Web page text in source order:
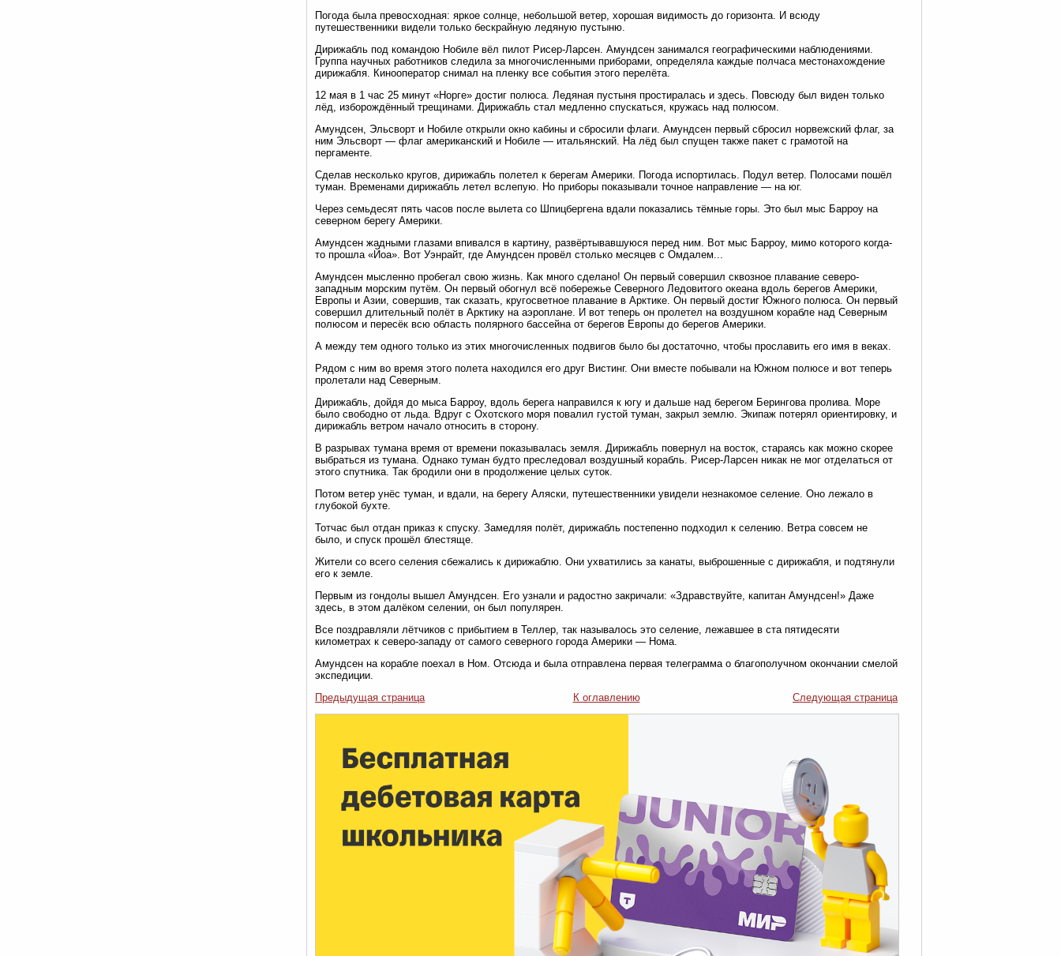
Погода была превосходная: яркое солнце, небольшой ветер, хорошая видимость до горизонта. И всюду
путешественники видели только бескрайную ледяную пустыню.
Дирижабль под командою Нобиле вёл пилот Рисер-Ларсен. Амундсен занимался географическими наблюдениями.
Группа научных работников следила за многочисленными приборами, определяла каждые полчаса местонахождение
дирижабля. Кинооператор снимал на пленку все события этого перелёта.
12 мая в 1 час 25 минут «Норге» достиг полюса. Ледяная пустыня простиралась и здесь. Повсюду был виден только
лёд, изборождённый трещинами. Дирижабль стал медленно спускаться, кружась над полюсом.
Амундсен, Эльсворт и Нобиле открыли окно кабины и сбросили флаги. Амундсен первый сбросил норвежский флаг, за
ним Эльсворт — флаг американский и Нобиле — итальянский. На лёд был спущен также пакет с грамотой на
пергаменте.
Сделав несколько кругов, дирижабль полетел к берегам Америки. Погода испортилась. Подул ветер. Полосами пошёл
туман. Временами дирижабль летел вслепую. Но приборы показывали точное направление — на юг.
Через семьдесят пять часов после вылета со Шпицбергена вдали показались тёмные горы. Это был мыс Барроу на
северном берегу Америки.
Амундсен жадными глазами впивался в картину, развёртывавшуюся перед ним. Вот мыс Барроу, мимо которого когда-
то прошла «Йоа». Вот Уэнрайт, где Амундсен провёл столько месяцев с Омдалем...
Амундсен мысленно пробегал свою жизнь. Как много сделано! Он первый совершил сквозное плавание северо-
западным морским путём. Он первый обогнул всё побережье Северного Ледовитого океана вдоль берегов Америки,
Европы и Азии, совершив, так сказать, кругосветное плавание в Арктике. Он первый достиг Южного полюса. Он первый
совершил длительный полёт в Арктику на аэроплане. И вот теперь он пролетел на воздушном корабле над Северным
полюсом и пересёк всю область полярного бассейна от берегов Европы до берегов Америки.
А между тем одного только из этих многочисленных подвигов было бы достаточно, чтобы прославить его имя в веках.
Рядом с ним во время этого полета находился его друг Вистинг. Они вместе побывали на Южном полюсе и вот теперь
пролетали над Северным.
Дирижабль, дойдя до мыса Барроу, вдоль берега направился к югу и дальше над берегом Берингова пролива. Море
было свободно от льда. Вдруг с Охотского моря повалил густой туман, закрыл землю. Экипаж потерял ориентировку, и
дирижабль ветром начало относить в сторону.
В разрывах тумана время от времени показывалась земля. Дирижабль повернул на восток, стараясь как можно скорее
выбраться из тумана. Однако туман будто преследовал воздушный корабль. Рисер-Ларсен никак не мог отделаться от
этого спутника. Так бродили они в продолжение целых суток.
Потом ветер унёс туман, и вдали, на берегу Аляски, путешественники увидели незнакомое селение. Оно лежало в
глубокой бухте.
Тотчас был отдан приказ к спуску. Замедляя полёт, дирижабль постепенно подходил к селению. Ветра совсем не
было, и спуск прошёл блестяще.
Жители со всего селения сбежались к дирижаблю. Они ухватились за канаты, выброшенные с дирижабля, и подтянули
его к земле.
Первым из гондолы вышел Амундсен. Его узнали и радостно закричали: «Здравствуйте, капитан Амундсен!» Даже
здесь, в этом далёком селении, он был популярен.
Все поздравляли лётчиков с прибытием в Теллер, так называлось это селение, лежавшее в ста пятидесяти
километрах к северо-западу от самого северного города Америки — Нома.
Амундсен на корабле поехал в Ном. Отсюда и была отправлена первая телеграмма о благополучном окончании смелой
экспедиции.
Предыдущая страница
К оглавлению Следующая страница